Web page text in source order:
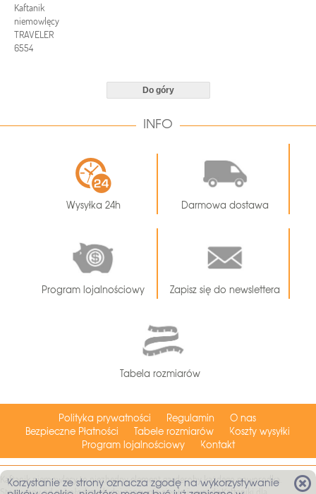
Kaftanik
niemowlęcy
TRAVELER
6554
Do góry
INFO
Wysyłka 24h Darmowa dostawa
Program lojalnościowy Zapisz się do newslettera
Tabela rozmiarów
Polityka prywatności Regulamin
O nas
Bezpieczne Płatności
Tabele rozmiarów
Koszty wysyłki
Program lojalnościowy
Kontakt
Kaftanik niemowlęcy to niezbędny element garderoby każdego noworodka.
Korzystanie ze strony oznacza zgodę na wykorzystywanie